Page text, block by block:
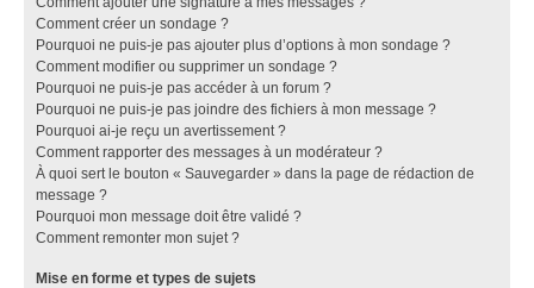
Comment créer un sondage ?
Pourquoi ne puis-je pas ajouter plus d’options à mon sondage ?
Comment modifier ou supprimer un sondage ?
Pourquoi ne puis-je pas accéder à un forum ?
Pourquoi ne puis-je pas joindre des fichiers à mon message ?
Pourquoi ai-je reçu un avertissement ?
Comment rapporter des messages à un modérateur ?
À quoi sert le bouton « Sauvegarder » dans la page de rédaction de
message ?
Pourquoi mon message doit être validé ?
Comment remonter mon sujet ?
Mise en forme et types de sujets